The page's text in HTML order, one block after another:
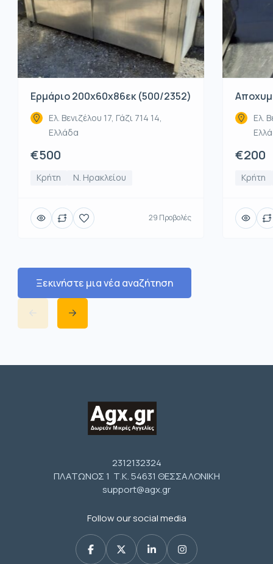
Ερμάριο 200x60x86εκ (500/2352)
Ελ. Βενιζέλου 17, Γάζι 714 14,
Ελλάδα
€500
Κρήτη Ν. Ηρακλείου
29 Προβολές
Ελ.
€200
Κρήτη
Ξεκινήστε μια νέα αναζήτηση
2312132324
ΠΛΑΤΩΝΟΣ 1 Τ.Κ. 54631 ΘΕΣΣΑΛΟΝΙΚΗ
support@agx.gr
Follow our social media